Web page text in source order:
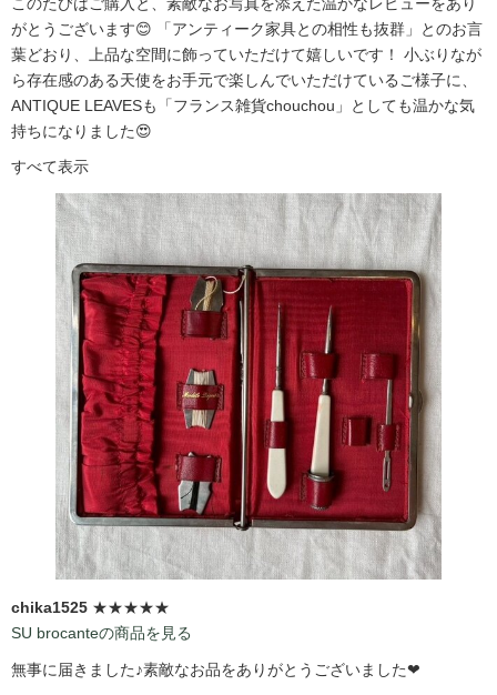
がとうございます😊 「アンティーク家具との相性も抜群」とのお言
葉どおり、上品な空間に飾っていただけて嬉しいです！ 小ぶりなが
ら存在感のある天使をお手元で楽しんでいただけているご様子に、
ANTIQUE LEAVESも「フランス雑貨chouchou」としても温かな気
持ちになりました😍
すべて表示
chika1525 ★★★★★
SU brocanteの商品を見る
無事に届きました♪素敵なお品をありがとうございました❤